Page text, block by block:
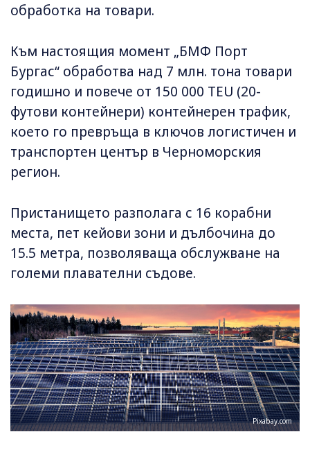
обработка на товари.
Към настоящия момент „БМФ Порт
Бургас“ обработва над 7 млн. тона товари
годишно и повече от 150 000 TEU (20-
футови контейнери) контейнерен трафик,
което го превръща в ключов логистичен и
транспортен център в Черноморския
регион.
Пристанището разполага с 16 корабни
места, пет кейови зони и дълбочина до
15.5 метра, позволяваща обслужване на
големи плавателни съдове.
Pixabay.com